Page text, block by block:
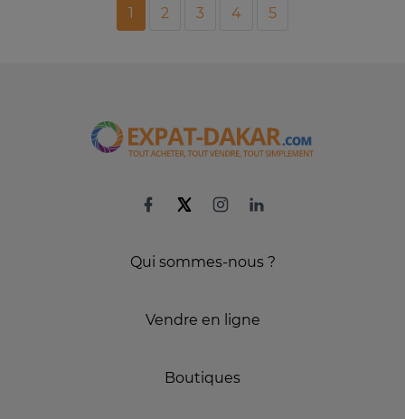
1 2 3 4 5
Qui sommes-nous ?
Vendre en ligne
Boutiques